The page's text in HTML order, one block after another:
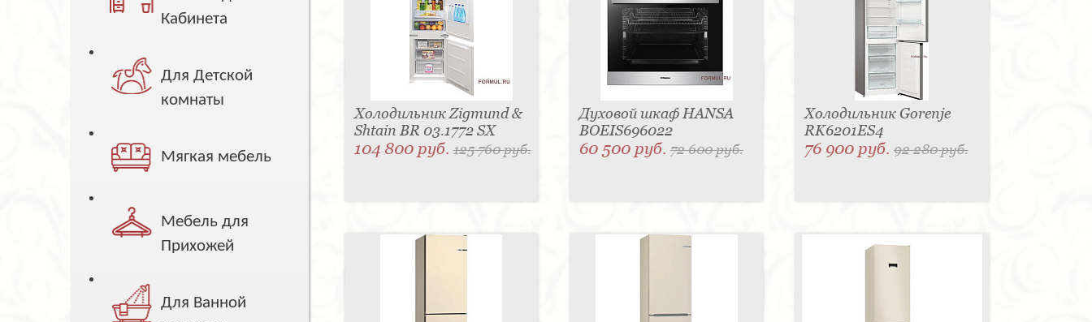
Кабинета
Для Детской
комнаты
Мягкая мебель
Мебель для
Прихожей
Для Ванной
Холодильник Zigmund &
Shtain BR 03.1772 SX
104 800 руб.125 760 руб.
Духовой шкаф HANSA
BOEIS696022
60 500 руб. 72 600 руб.
Холодильник Gorenje
RK6201ES4
76 900 руб.92 280 руб.